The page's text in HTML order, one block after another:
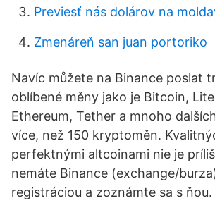
Previesť nás dolárov na
Zmenáreň san juan portoriko
Navíc můžete na Binance poslat
oblíbené měny jako je Bitcoin,
Ethereum, Tether a mnoho
více, než 150 kryptoměn.
perfektnými altcoinami nie je
nemáte Binance (exchange/
registráciou a zoznámte sa s ňou.